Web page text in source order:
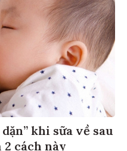
khi sữa về sau
2 cách này